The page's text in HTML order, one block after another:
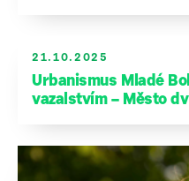
21.10.2025
Urbanismus Mladé
vazalstvím – Město